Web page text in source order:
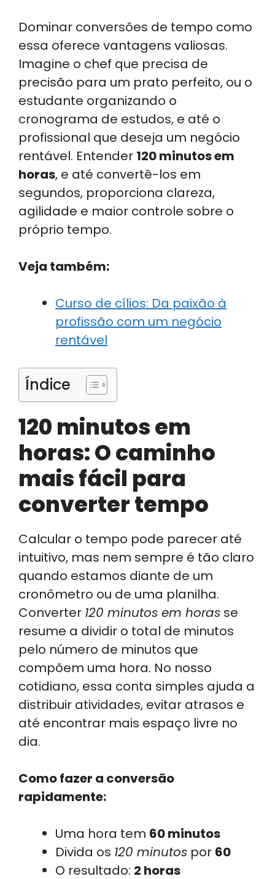
Dominar conversões de tempo como
essa oferece vantagens valiosas.
Imagine o chef que precisa de
precisão para um prato perfeito, ou o
estudante organizando o
cronograma de estudos, e até o
profissional que deseja um negócio
rentável. Entender 120 minutos em
horas, e até convertê-los em
segundos, proporciona clareza,
agilidade e maior controle sobre o
próprio tempo.
Veja também:
Curso de cílios: Da paixão à
profissão com um negócio
rentável
Índice
120 minutos em
horas: O caminho
mais fácil para
converter tempo
Calcular o tempo pode parecer até
intuitivo, mas nem sempre é tão claro
quando estamos diante de um
cronômetro ou de uma planilha.
Converter 120 minutos em horas se
resume a dividir o total de minutos
pelo número de minutos que
compõem uma hora. No nosso
cotidiano, essa conta simples ajuda a
distribuir atividades, evitar atrasos e
até encontrar mais espaço livre no
dia.
Como fazer a conversão
rapidamente:
Uma hora tem 60 minutos
Divida os 120 minutos por 60
O resultado: 2 horas